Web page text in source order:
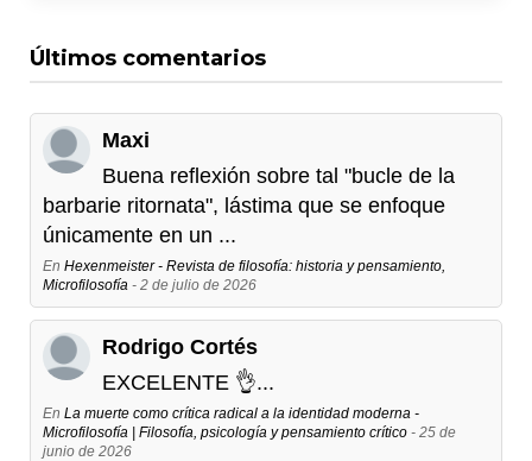
Últimos comentarios
Maxi
Buena reflexión sobre tal "bucle de la
barbarie ritornata", lástima que se enfoque
únicamente en un ...
En Hexenmeister - Revista de filosofía: historia y pensamiento,
Microfilosofía - 2 de julio de 2026
Rodrigo Cortés
EXCELENTE 👌...
En La muerte como crítica radical a la identidad moderna -
Microfilosofía | Filosofía, psicología y pensamiento crítico - 25 de
junio de 2026